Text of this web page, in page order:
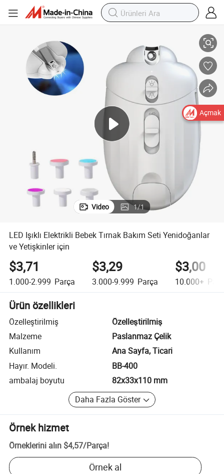
Video 1/1
LED Işıklı Elektrikli Bebek Tırnak Bakım Seti Yenidoğanlar
ve Yetişkinler için
$3,71
1.000-2.999 Parça
$3,29
3.000-9.999 Parça
$3,00
10.000+
Ürün özellikleri
Özelleştirilmiş
Özelleştirilmiş
Malzeme
Paslanmaz Çelik
Kullanım
Ana Sayfa, Ticari
Hayır. Modeli.
BB-400
ambalaj boyutu
82x33x110 mm
Daha Fazla Göster
Örnek hizmet
Örneklerini alın $4,57/Parça!
Örnek al
Açmak